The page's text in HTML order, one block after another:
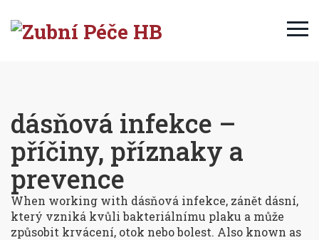
dásňová infekce –
příčiny, příznaky a
prevence
When working with dásňová infekce, zánět dásní,
který vzniká kvůli bakteriálnímu plaku a může
způsobit krvácení, otok nebo bolest. Also known as